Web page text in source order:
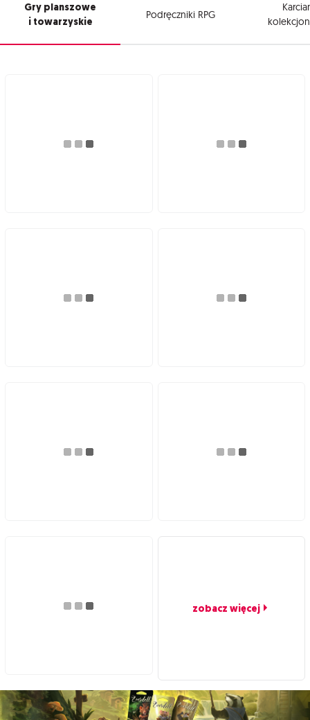
Gry planszowe
i towarzyskie
Podręczniki RPG
zobacz więcej